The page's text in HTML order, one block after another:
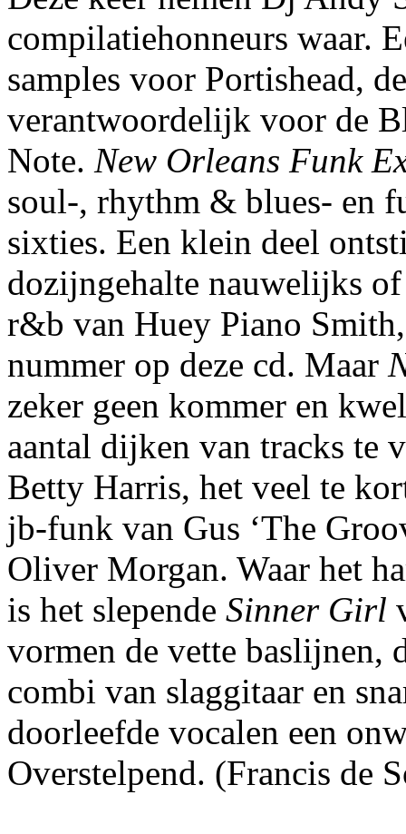
compilatiehonneurs waar.
samples voor Portishead,
verantwoordelijk voor de
Note. New Orleans Funk
soul-, rhythm & blues- en
sixties. Een klein deel
dozijngehalte nauwelijks of
r&b van Huey Piano
nummer op deze cd. Maar
zeker geen kommer en
aantal dijken van tracks te
Betty Harris, het veel te
jb-funk van Gus ‘The
Oliver Morgan. Waar het
is het slepende Sinner Girl
vormen de vette baslijnen,
combi van slaggitaar en
doorleefde vocalen een
Overstelpend. (Francis de